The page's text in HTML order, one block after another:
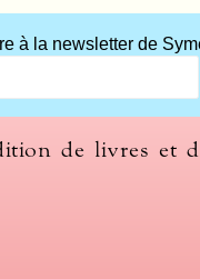
à la newsletter de
de livres et